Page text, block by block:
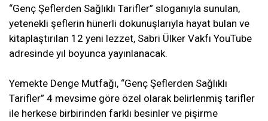
“Genç Şeflerden Sağlıklı Tarifler” sloganıyla sunulan,
yetenekli şeflerin hünerli dokunuşlarıyla hayat bulan ve
kitaplaştırılan 12 yeni lezzet, Sabri Ülker Vakfı YouTube
adresinde yıl boyunca yayınlanacak.
Yemekte Denge Mutfağı, “Genç Şeflerden Sağlıklı
Tarifler” 4 mevsime göre özel olarak belirlenmiş tarifler
ile herkese birbirinden farklı besinler ve pişirme